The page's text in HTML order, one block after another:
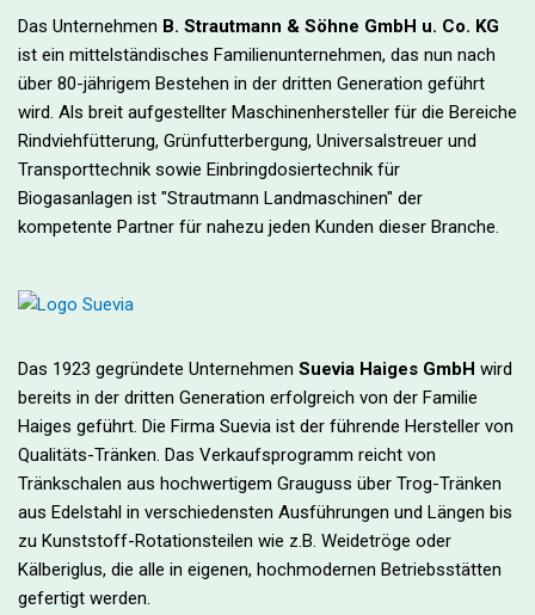
Das Unternehmen B. Strautmann & Söhne GmbH u. Co. KG
ist ein mittelständisches Familienunternehmen, das nun nach
über 80-jährigem Bestehen in der dritten Generation geführt
wird. Als breit aufgestellter Maschinenhersteller für die Bereiche
Rindviehfütterung, Grünfutterbergung, Universalstreuer und
Transporttechnik sowie Einbringdosiertechnik für
Biogasanlagen ist "Strautmann Landmaschinen" der
kompetente Partner für nahezu jeden Kunden dieser Branche.
Das 1923 gegründete Unternehmen Suevia Haiges GmbH wird
bereits in der dritten Generation erfolgreich von der Familie
Haiges geführt. Die Firma Suevia ist der führende Hersteller von
Qualitäts-Tränken. Das Verkaufsprogramm reicht von
Tränkschalen aus hochwertigem Grauguss über Trog-Tränken
aus Edelstahl in verschiedensten Ausführungen und Längen bis
zu Kunststoff-Rotationsteilen wie z.B. Weidetröge oder
Kälberiglus, die alle in eigenen, hochmodernen Betriebsstätten
gefertigt werden.